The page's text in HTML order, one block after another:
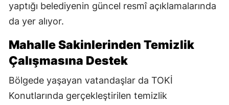
yaptığı belediyenin güncel resmî açıklamalarında
da yer alıyor.
Mahalle Sakinlerinden Temizlik
Çalışmasına Destek
Bölgede yaşayan vatandaşlar da TOKİ
Konutlarında gerçekleştirilen temizlik